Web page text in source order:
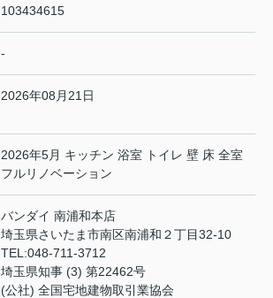
103434615
-
2026年08月21日
2026年5月 キッチン 浴室 トイレ 壁 床 全室
フルリノベーション
バンダイ 南浦和本店
埼玉県さいたま市南区南浦和２丁目32-10
TEL:048-711-3712
埼玉県知事 (3) 第22462号
(公社) 全国宅地建物取引業協会